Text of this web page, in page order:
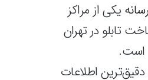
یکی از مراکز
تابلو در تهران
است.
اطلاعات